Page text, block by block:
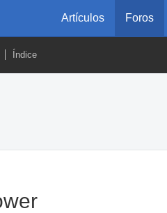
Artículos Foros
Índice